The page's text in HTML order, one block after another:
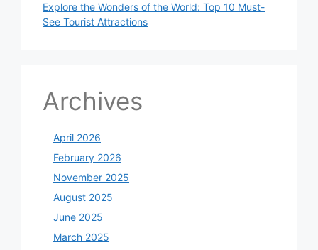
Explore the Wonders of the World: Top 10 Must-
See Tourist Attractions
Archives
April 2026
February 2026
November 2025
August 2025
June 2025
March 2025